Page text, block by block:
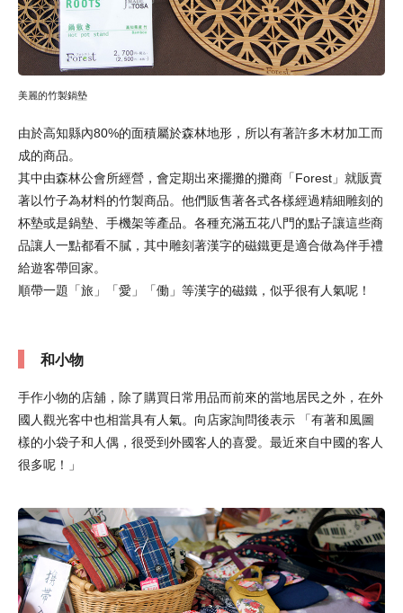
美麗的竹製鍋墊
由於高知縣內80%的面積屬於森林地形，所以有著許多木材加工而
成的商品。
其中由森林公會所經營，會定期出來擺攤的攤商「Forest」就販賣
著以竹子為材料的竹製商品。他們販售著各式各樣經過精細雕刻的
杯墊或是鍋墊、手機架等產品。各種充滿五花八門的點子讓這些商
品讓人一點都看不膩，其中雕刻著漢字的磁鐵更是適合做為伴手禮
給遊客帶回家。
順帶一題「旅」「愛」「働」等漢字的磁鐵，似乎很有人氣呢！
和小物
手作小物的店舖，除了購買日常用品而前來的當地居民之外，在外
國人觀光客中也相當具有人氣。向店家詢問後表示 「有著和風圖
樣的小袋子和人偶，很受到外國客人的喜愛。最近來自中國的客人
很多呢！」